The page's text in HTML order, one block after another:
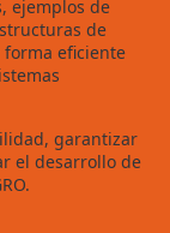
ejemplos de
de
eficiente
garantizar
el desarrollo de